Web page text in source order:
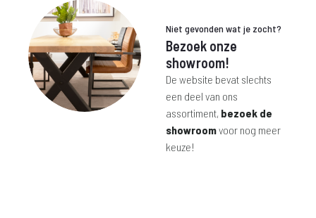
Niet gevonden wat je zocht?
Bezoek onze
showroom!
De website bevat slechts
een deel van ons
assortiment, bezoek de
showroomvoor nog meer
keuze!